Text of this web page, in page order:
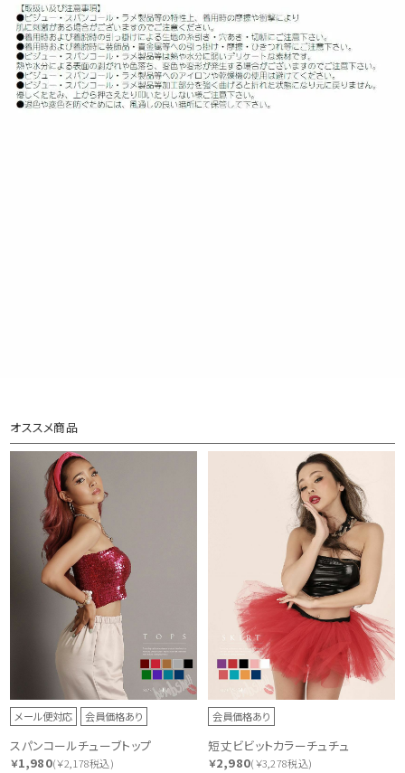
オススメ商品
メール便対応 会員価格あり
スパンコールチューブトップ
￥1,980(￥2,178税込)
会員価格あり
短丈ビビットカラーチュチュ
￥2,980(￥3,278税込)